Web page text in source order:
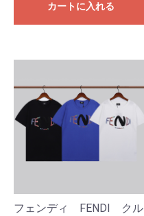
カートに入れる
フェンディ FENDI クル